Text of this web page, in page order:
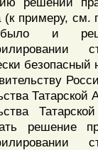
(к примеру,
и
безопасный
решение